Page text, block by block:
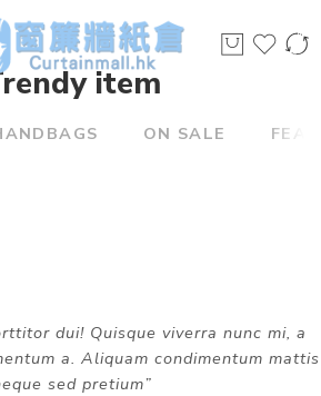
item
ON SALE
dui! Quisque viverra nunc mi, a
a. Aliquam condimentum mattis
sed pretium”